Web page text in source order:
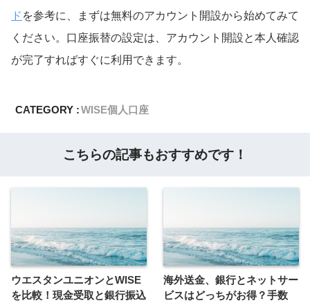
ド を参考に、まずは無料のアカウント開設から始めてみて
ください。口座振替の設定は、アカウント開設と本人確認
が完了すればすぐに利用できます。
CATEGORY :WISE個人口座
こちらの記事もおすすめです！
ウエスタンユニオンとWISE
を比較！現金受取と銀行振込
海外送金、銀行とネットサー
ビスはどっちがお得？手数